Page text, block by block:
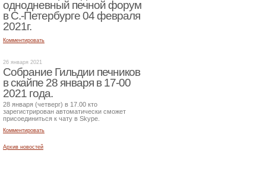
однодневный печной форум
в С.-Петербурге 04 февраля
2021г.
Комментировать
26 января 2021
Собрание Гильдии печников
в скайпе 28 января в 17-00
2021 года.
28 января (четверг) в 17.00 кто
зарегистрирован автоматически сможет
присоединиться к чату в Skype.
Комментировать
Архив новостей